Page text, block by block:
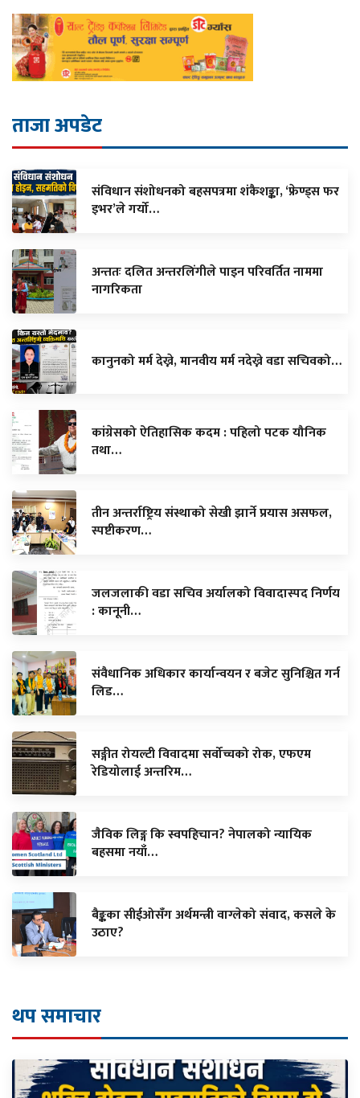
ताजा अपडेट
संविधान संशोधनको बहसपत्रमा शंकैशङ्का, ‘फ्रेण्ड्स फर
इभर’ले गर्यो…
अन्ततः दलित अन्तरलिंगीले पाइन परिवर्तित नाममा
नागरिकता
कानुनको मर्म देख्ने, मानवीय मर्म नदेख्ने वडा सचिवको…
कांग्रेसको ऐतिहासिक कदम : पहिलो पटक यौनिक
तथा…
तीन अन्तर्राष्ट्रिय संस्थाको सेखी झार्ने प्रयास असफल,
स्पष्टीकरण…
जलजलाकी वडा सचिव अर्यालको विवादास्पद निर्णय
: कानूनी…
संवैधानिक अधिकार कार्यान्वयन र बजेट सुनिश्चित गर्न
लिड…
सङ्गीत रोयल्टी विवादमा सर्वोच्चको रोक, एफएम
रेडियोलाई अन्तरिम…
जैविक लिङ्ग कि स्वपहिचान? नेपालको न्यायिक
बहसमा नयाँ…
बैङ्कका सीईओसँग अर्थमन्त्री वाग्लेको संवाद, कसले के
उठाए?
थप समाचार